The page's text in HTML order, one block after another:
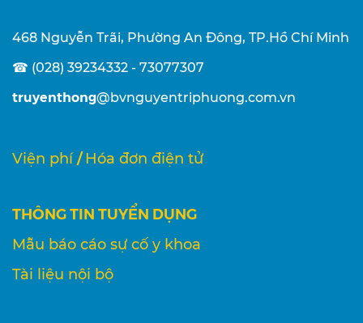
468 Nguyễn Trãi, Phường An Đông, TP.Hồ Chí Minh
☎ (028) 39234332 - 73077307
truyenthong@bvnguyentriphuong.com.vn
Viện phí / Hóa đơn điện tử
THÔNG TIN TUYỂN DỤNG
Mẫu báo cáo sự cố y khoa
Tài liệu nội bộ